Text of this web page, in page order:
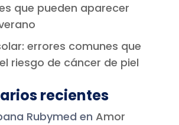
que pueden aparecer
errores comunes que
riesgo de cáncer de piel
recientes
Rubymed en Amor